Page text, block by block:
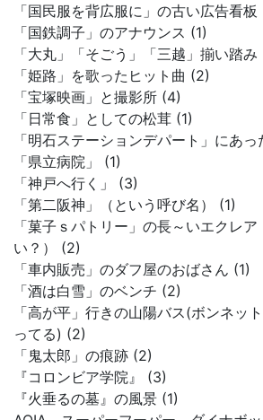
「国民服を背広服に」の古い広告看板
「国鉄調子」のアナウンス (1)
「大丸」「そごう」「三越」揃い踏み
「姫路」を歌ったヒット曲 (2)
「宝塚映画」と撮影所 (4)
「日常食」としての松茸 (1)
「明石ステーションデパート」にあ
「県立病院」 (1)
「神戸へ行く」 (3)
「第二阪神」（という呼び名） (1)
「菓子ｓパトリー」の長～いエクレ
い？） (2)
「車内販売」のダフ屋のおばさん (1)
「酒は白雪」のベンチ (2)
「高が平」行きの山陽バス(ボンネッ
ってる) (2)
「鬼太郎」の痕跡 (2)
『コロンビア学院』 (3)
『火垂るの墓』の風景 (1)